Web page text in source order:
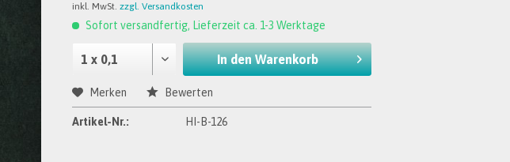
inkl. MwSt.zzgl. Versandkosten
Sofort versandfertig, Lieferzeit ca. 1-3 Werktage
In den Warenkorb
Merken Bewerten
Artikel-Nr.: HI-B-126